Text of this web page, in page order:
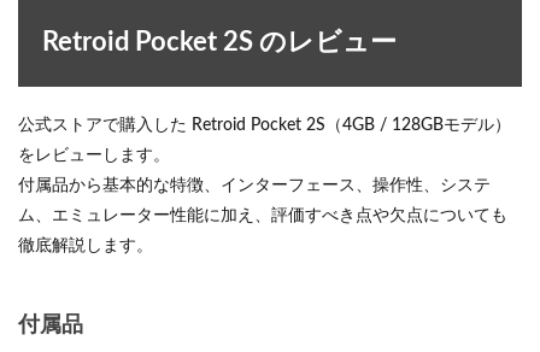
Retroid Pocket 2S のレビュー
公式ストアで購入した Retroid Pocket 2S（4GB / 128GBモデル）
をレビューします。
付属品から基本的な特徴、インターフェース、操作性、システ
ム、エミュレーター性能に加え、評価すべき点や欠点についても
徹底解説します。
付属品